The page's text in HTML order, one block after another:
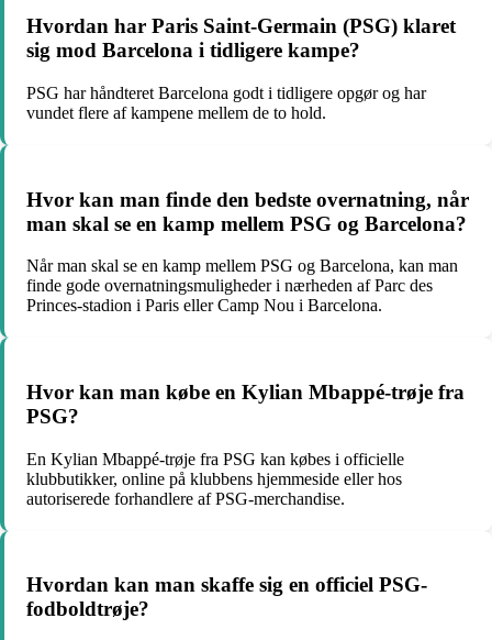
Hvordan har Paris Saint-Germain (PSG) klaret
sig mod Barcelona i tidligere kampe?
PSG har håndteret Barcelona godt i tidligere opgør og har
vundet flere af kampene mellem de to hold.
Hvor kan man finde den bedste overnatning, når
man skal se en kamp mellem PSG og Barcelona?
Når man skal se en kamp mellem PSG og Barcelona, kan man
finde gode overnatningsmuligheder i nærheden af Parc des
Princes-stadion i Paris eller Camp Nou i Barcelona.
Hvor kan man købe en Kylian Mbappé-trøje fra
PSG?
En Kylian Mbappé-trøje fra PSG kan købes i officielle
klubbutikker, online på klubbens hjemmeside eller hos
autoriserede forhandlere af PSG-merchandise.
Hvordan kan man skaffe sig en officiel PSG-
fodboldtrøje?